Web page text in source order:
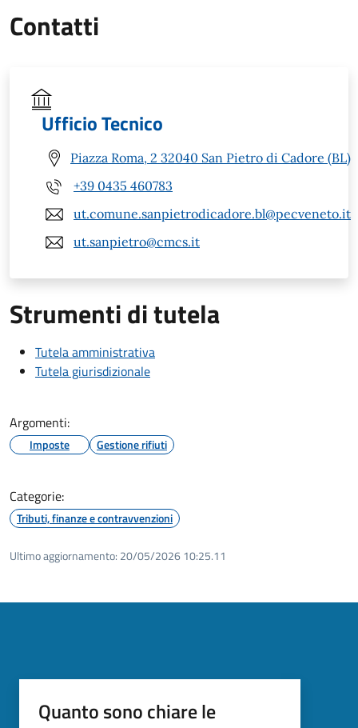
Contatti
Ufficio Tecnico
Piazza Roma, 2 32040 San Pietro di Cadore (BL)
+39 0435 460783
ut.comune.sanpietrodicadore.bl@pecveneto.it
ut.sanpietro@cmcs.it
Strumenti di tutela
Tutela amministrativa
Tutela giurisdizionale
Argomenti:
Imposte Gestione rifiuti
Categorie:
Tributi, finanze e contravvenzioni
Ultimo aggiornamento: 20/05/2026 10:25.11
Quanto sono chiare le